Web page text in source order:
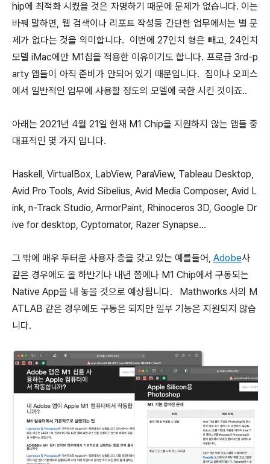
hip에 최적화 시켰을 것은 자명하기 때문에 문제가 없습니다. 이는
바꿔 말하면, 웹 검색이나 리포트 작성등 간단한 업무에서는 별 문
제가 없다는 것을 의미합니다. 이번에 27인치 형은 빼고, 24인치
모델 iMac에만 M1칩을 적용한 이유이기도 합니다. 프로급 3rd-p
arty 앱들이 아직 준비가 안되어 있기 때문입니다. 집이나 오피스
에서 일반적인 업무에 사용할 정도의 모델에 국한 시킨 것이죠..
아래는 2021년 4월 21일 현재 M1 Chip을 지원하지 않는 앱들 중
대표적인 몇 가지 입니다.
Haskell, VirtualBox, LabView, ParaView, Tableau Desktop,
Avid Pro Tools, Avid Sibelius, Avid Media Composer, Avid L
ink, n-Track Studio, ArmorPaint, Rhinoceros 3D, Google Dr
ive for desktop, Cyptomator, Razer Synapse...
그 밖에 매우 두터운 사용자 층을 갖고 있는 예를들어, Adobe사
같은 경우에도 올 하반기나 내년 쯤에나 M1 Chip에서 구동되는
Native App을 내 놓을 것으로 예상됩니다. Mathworks 사의 M
ATLAB 같은 경우에도 구동은 되지만 일부 기능은 지원되지 않습
니다.